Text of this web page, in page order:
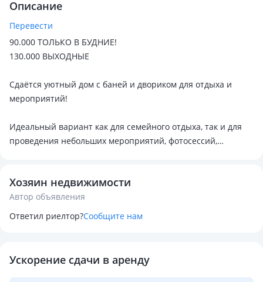
Описание
Перевести
90.000 ТОЛЬКО В БУДНИЕ!
130.000 ВЫХОДНЫЕ
Сдаётся уютный дом с баней и двориком для отдыха и
мероприятий!
Идеальный вариант как для семейного отдыха, так и для
проведения небольших мероприятий, фотосессий,
✅ Что есть на участке:
— Просторный зелёный двор с местами для отдыха
— Уютная терраса под навесом
— Парковка для нескольких авто
Хозяин недвижимости
Автор объявления
Ответил риелтор?Сообщите нам
Ускорение сдачи в аренду